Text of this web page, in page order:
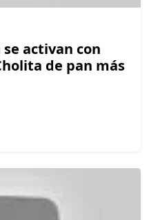
activan con
de pan más